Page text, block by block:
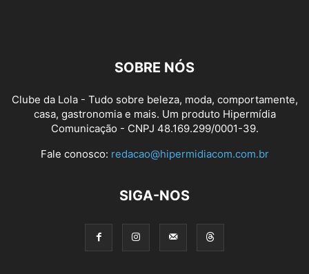
SOBRE NÓS
Clube da Lola - Tudo sobre beleza, moda, comportamente,
casa, gastronomia e mais. Um produto Hipermídia
Comunicação - CNPJ 48.169.299/0001-39.
Fale conosco: redacao@hipermidiacom.com.br
SIGA-NOS